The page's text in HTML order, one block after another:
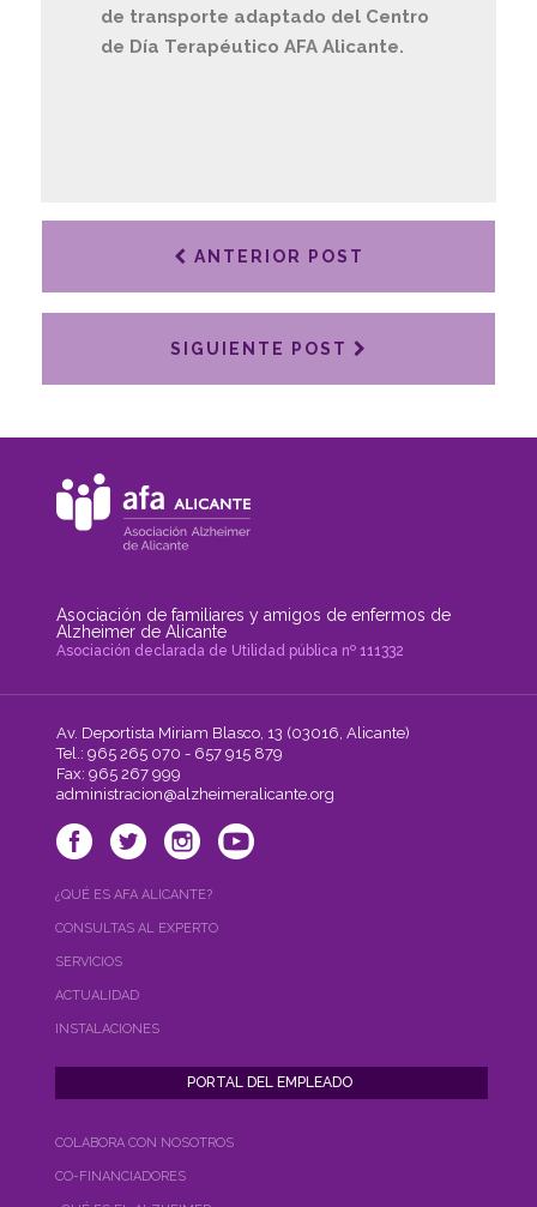
de transporte adaptado del Centro
de Día Terapéutico AFA Alicante.
ANTERIOR POST
SIGUIENTE POST
Asociación de familiares y amigos de enfermos de
Alzheimer de Alicante
Asociación declarada de Utilidad pública nº 111332
Av. Deportista Miriam Blasco, 13 (03016, Alicante)
Tel.: 965 265 070 - 657 915 879
Fax: 965 267 999
administracion@alzheimeralicante.org
¿QUÉ ES AFA ALICANTE?
CONSULTAS AL EXPERTO
SERVICIOS
ACTUALIDAD
INSTALACIONES
COLABORA CON NOSOTROS
CO-FINANCIADORES